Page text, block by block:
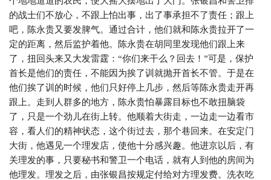
的战士们不放心，不跟上怕出事，出了事承担不了责任；跟上
吧，陈永贵又要发脾气。通过合计，他们就和陈永贵拉开了一
定的距离，然后监护着他。陈永贵在胡同里发现他们跟上来
了，扭回头来又大发雷霆：“你们来干么？回去！”可是，保护
首长是他们的责任，不能因为挨了训就抛开首长不管。于是在
他们挨了训的时候，他们只好停上几步，然后等陈永贵走开再
跟上。走到人群多的地方，陈永贵怕暴露目标也不敢扭脑袋
了，只是一个劲儿在街上转。他顺着大街走，一边走一边看市
容，看人们的精神状态，这个街过去，那个巷回来。在安定门
大街，他遇见一个理发店，使他十分感兴趣。他进京以后，有
关理发的事，只要秘书和警卫一个电话，就有人到他的房间为
他理发。理发之后，由张银昌按规定付给对方理发费。洗衣吃